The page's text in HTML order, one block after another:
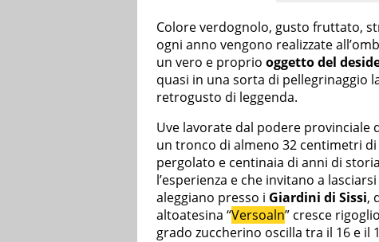
Colore verdognolo, gusto fruttato,
ogni anno vengono realizzate
un vero e proprio oggetto del
quasi in una sorta di pellegrinaggio
retrogusto di leggenda.
Uve lavorate dal podere provinciale
un tronco di almeno 32 centimetri
pergolato e centinaia di anni di
l’esperienza e che invitano a
aleggiano presso i Giardini di Sissi,
altoatesina “Versoaln” cresce
grado zuccherino oscilla tra il 16 e il